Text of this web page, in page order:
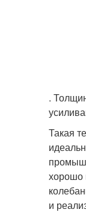
.
Такая
хорошо
и